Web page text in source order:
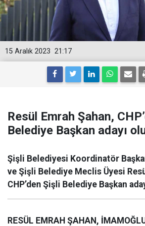
21:17
15 Aralık 2023
Resül Emrah Şahan,
Belediye Başkan adayı
Şişli Belediyesi Koordinatör
ve Şişli Belediye Meclis Üyesi
CHP’den Şişli Belediye Başkan
RESÜL EMRAH ŞAHAN,